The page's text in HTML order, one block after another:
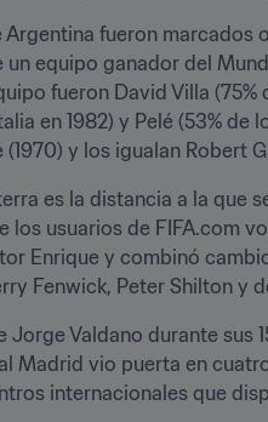
Argentina fueron
equipo ganador del
fueron David Villa (75%
en 1982) y Pelé (53%
y los igualan Robert
es la distancia a la que
usuarios de FIFA.com
Enrique y combinó
Fenwick, Peter Shilton y
Valdano durante sus
Madrid vio puerta en
internacionales que